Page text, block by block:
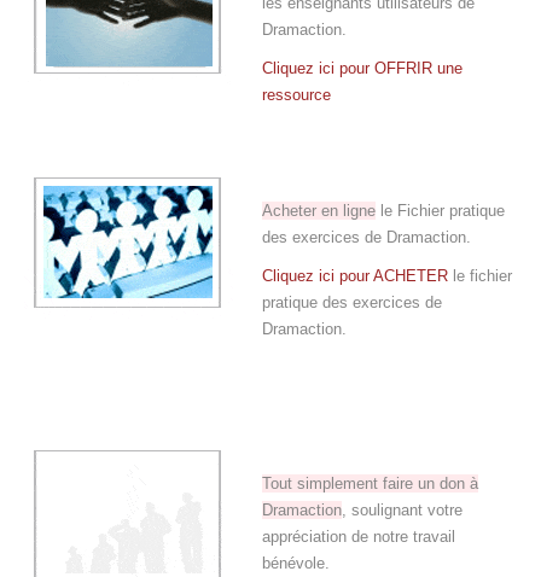
Dramaction.
Cliquez ici pour OFFRIR une
ressource
Acheter en ligne le Fichier pratique
des exercices de Dramaction.
Cliquez ici pour ACHETER le fichier
pratique des exercices de
Dramaction.
Tout simplement faire un don à
Dramaction, soulignant votre
appréciation de notre travail
bénévole.